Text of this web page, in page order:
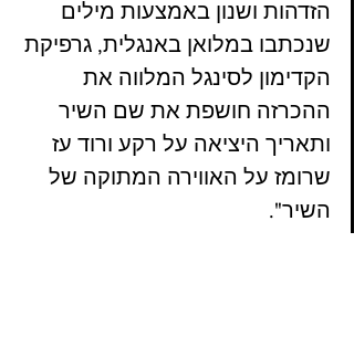
הזדהות ושנון באמצעות מילים
שנכתבו במלואן באנגלית, גרפיקת
הקדימון לסינגל המלווה את
ההכרזה חושפת את שם השיר
ותאריך היציאה על רקע ורוד עז
שרומז על האווירה המתוקה של
השיר".